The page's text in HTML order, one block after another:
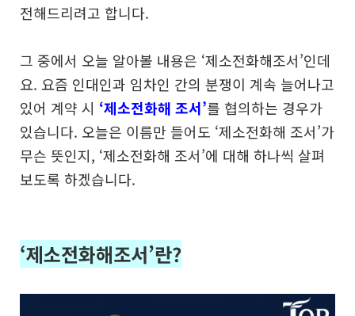
전해드리려고 합니다.
그 중에서 오늘 알아볼 내용은 ‘제소전화해조서’인데
요. 요즘 인대인과 임차인 간의 분쟁이 계속 늘어나고
있어 계약 시 ‘제소전화해 조서’를 협의하는 경우가
있습니다. 오늘은 이름만 들어도 ‘제소전화해 조서’가
무슨 뜻인지, ‘제소전화해 조서’에 대해 하나씩 살펴
보도록 하겠습니다.
‘제소전화해조서’란?